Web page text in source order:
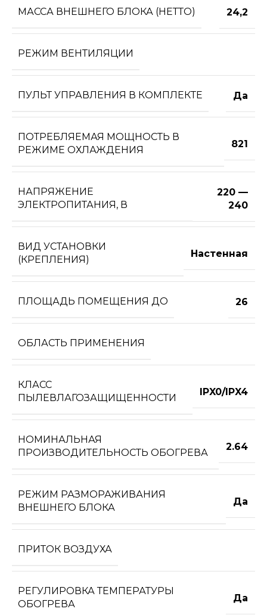
МАССА ВНЕШНЕГО БЛОКА (НЕТТО) 24,2
РЕЖИМ ВЕНТИЛЯЦИИ
ПУЛЬТ УПРАВЛЕНИЯ В КОМПЛЕКТЕ Да
ПОТРЕБЛЯЕМАЯ МОЩНОСТЬ В
РЕЖИМЕ ОХЛАЖДЕНИЯ
821
НАПРЯЖЕНИЕ
ЭЛЕКТРОПИТАНИЯ, В
220 —
240
ВИД УСТАНОВКИ
(КРЕПЛЕНИЯ)
Настенная
ПЛОЩАДЬ ПОМЕЩЕНИЯ ДО 26
ОБЛАСТЬ ПРИМЕНЕНИЯ
КЛАСС
ПЫЛЕВЛАГОЗАЩИЩЕННОСТИ
IPX0/IPX4
НОМИНАЛЬНАЯ
ПРОИЗВОДИТЕЛЬНОСТЬ ОБОГРЕВА
2.64
РЕЖИМ РАЗМОРАЖИВАНИЯ
ВНЕШНЕГО БЛОКА
Да
ПРИТОК ВОЗДУХА
РЕГУЛИРОВКА ТЕМПЕРАТУРЫ
ОБОГРЕВА
Да